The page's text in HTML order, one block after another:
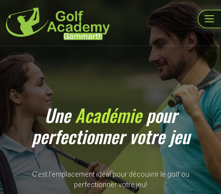
UneAcadémiepour
perfectionner votre jeu
C’est l'emplacement idéal pour découvrir le golf ou
perfectionner votre jeu!